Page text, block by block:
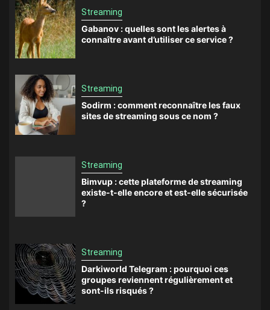
Streaming
Gabanov : quelles sont les alertes à
connaître avant d’utiliser ce service ?
Streaming
Sodirm : comment reconnaître les faux
sites de streaming sous ce nom ?
Streaming
Bimvup : cette plateforme de streaming
existe-t-elle encore et est-elle sécurisée
?
Streaming
Darkiworld Telegram : pourquoi ces
groupes reviennent régulièrement et
sont-ils risqués ?